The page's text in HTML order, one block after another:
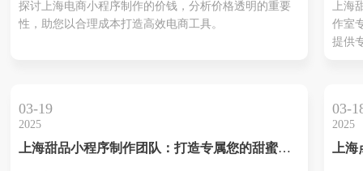
探讨上海电商小程序制作的价钱，分析价格透明的重要
性，助您以合理成本打造高效电商工具。
增添
上海
作室
提供
户体
03-19
2025
上海甜品小程序制作团队：打造专属您的甜蜜数
03-
2025
上海